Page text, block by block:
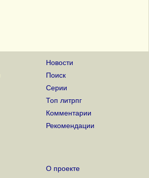
Новости
Поиск
Серии
Топ литрпг
Комментарии
Рекомендации
О проекте